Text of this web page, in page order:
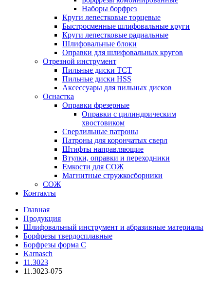
Наборы борфрез
Круги лепестковые торцевые
Быстросменные шлифовальные круги
Круги лепестковые радиальные
Шлифовальные блоки
Оправки для шлифовальных кругов
Отрезной инструмент
Пильные диски ТСТ
Пильные диски HSS
Аксессуары для пильных дисков
Оснастка
Оправки фрезерные
Оправки с цилиндрическим
хвостовиком
Сверлильные патроны
Патроны для корончатых сверл
Штифты направляющие
Втулки, оправки и переходники
Емкости для СОЖ
Магнитные стружкосборники
СОЖ
Контакты
Главная
Продукция
Шлифовальный инструмент и абразивные материалы
Борфрезы твердосплавные
Борфрезы форма C
Karnasch
11.3023
11.3023-075